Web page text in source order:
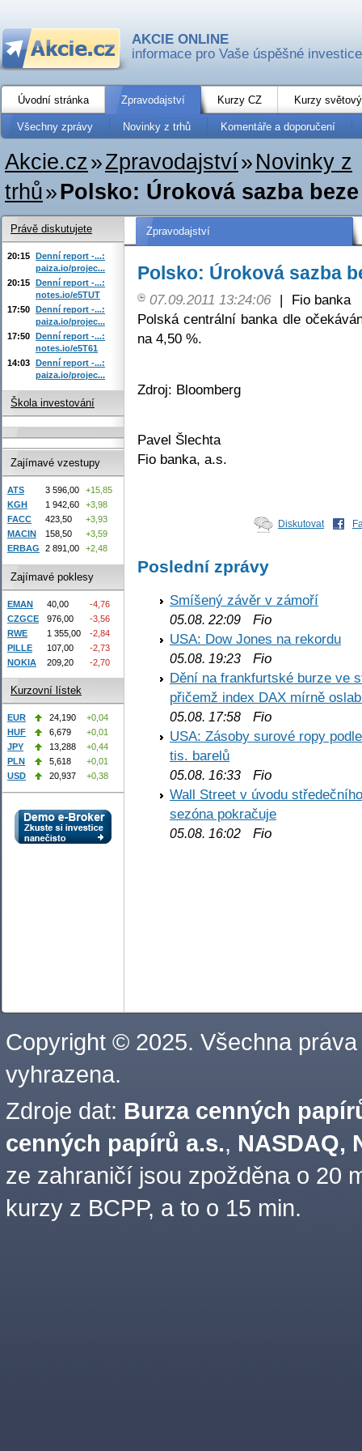
AKCIE ONLINE
informace pro Vaše úspěšné investice
Úvodní stránka Zpravodajství Kurzy CZ Kurzy
Všechny zprávy Novinky z trhů Komentáře a doporučení
Akcie.cz»Zpravodajství» Novinky z
trhů»Polsko: Úroková sazba
Zpravodajství
Polsko: Úroková sazba
07.09.2011 13:24:06 |
Fio banka
Polská centrální banka dle
na 4,50 %.
Zdroj: Bloomberg
Pavel Šlechta
Fio banka, a.s.
Diskutovat
Poslední zprávy
Smíšený závěr v zámoří
05.08. 22:09 Fio
USA: Dow Jones na rekordu
05.08. 19:23 Fio
Dění na frankfurtské burze ve
přičemž index DAX mírně
05.08. 17:58 Fio
USA: Zásoby surové ropy
tis. barelů
05.08. 16:33 Fio
Wall Street v úvodu
sezóna pokračuje
05.08. 16:02 Fio
Právě diskutujete
20:15 Denní report -...:
paiza.io/projec...
20:15 Denní report -...:
notes.io/e5TUT
17:50 Denní report -...:
paiza.io/projec...
17:50 Denní report -...:
notes.io/e5T61
14:03 Denní report -...:
paiza.io/projec...
Škola investování
Zajímavé vzestupy
ATS 3 596,00
+15,85
KGH
1 942,60
+3,98
FACC
423,50
+3,93
MACIN
158,50
+3,59
ERBAG
2 891,00 +2,48
Zajímavé poklesy
EMAN 40,00
-4,76
CZGCE
976,00
-3,56
RWE
1 355,00
-2,84
PILLE
107,00
-2,73
NOKIA
209,20 -2,70
Kurzovní lístek
EUR 24,190
+0,04
HUF
6,679
+0,01
JPY
13,288
+0,44
PLN
5,618
+0,01
USD
20,937 +0,38
Copyright © 2025. Všechna práva
vyhrazena.
Zdroje dat: Burza cenných
cenných papírů a.s., NASDAQ,
ze zahraničí jsou zpožděna o 20
kurzy z BCPP, a to o 15 min.